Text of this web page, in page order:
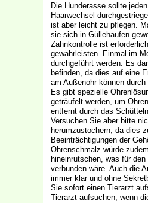
Die Hunderasse sollte
Haarwechsel
ist aber leicht zu pflegen.
sie sich in Güllehaufen
Zahnkontrolle ist
gewährleisten. Einmal im
durchgeführt werden. Es
befinden, da dies auf eine
am Außenohr können
Es gibt spezielle
geträufelt werden, um
entfernt durch das
Versuchen Sie aber bitte
herumzustochern, da dies
Beeinträchtigungen der
Ohrenschmalz würde
hineinrutschen, was für
verbunden wäre. Auch die
immer klar und ohne
Sie sofort einen Tierarzt
Tierarzt aufsuchen, wenn